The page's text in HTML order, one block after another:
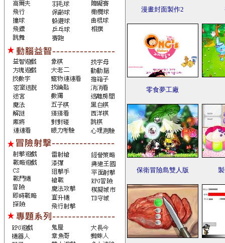
漫畫封面製作2
零食夢工廠
保衛冒險島雙人版